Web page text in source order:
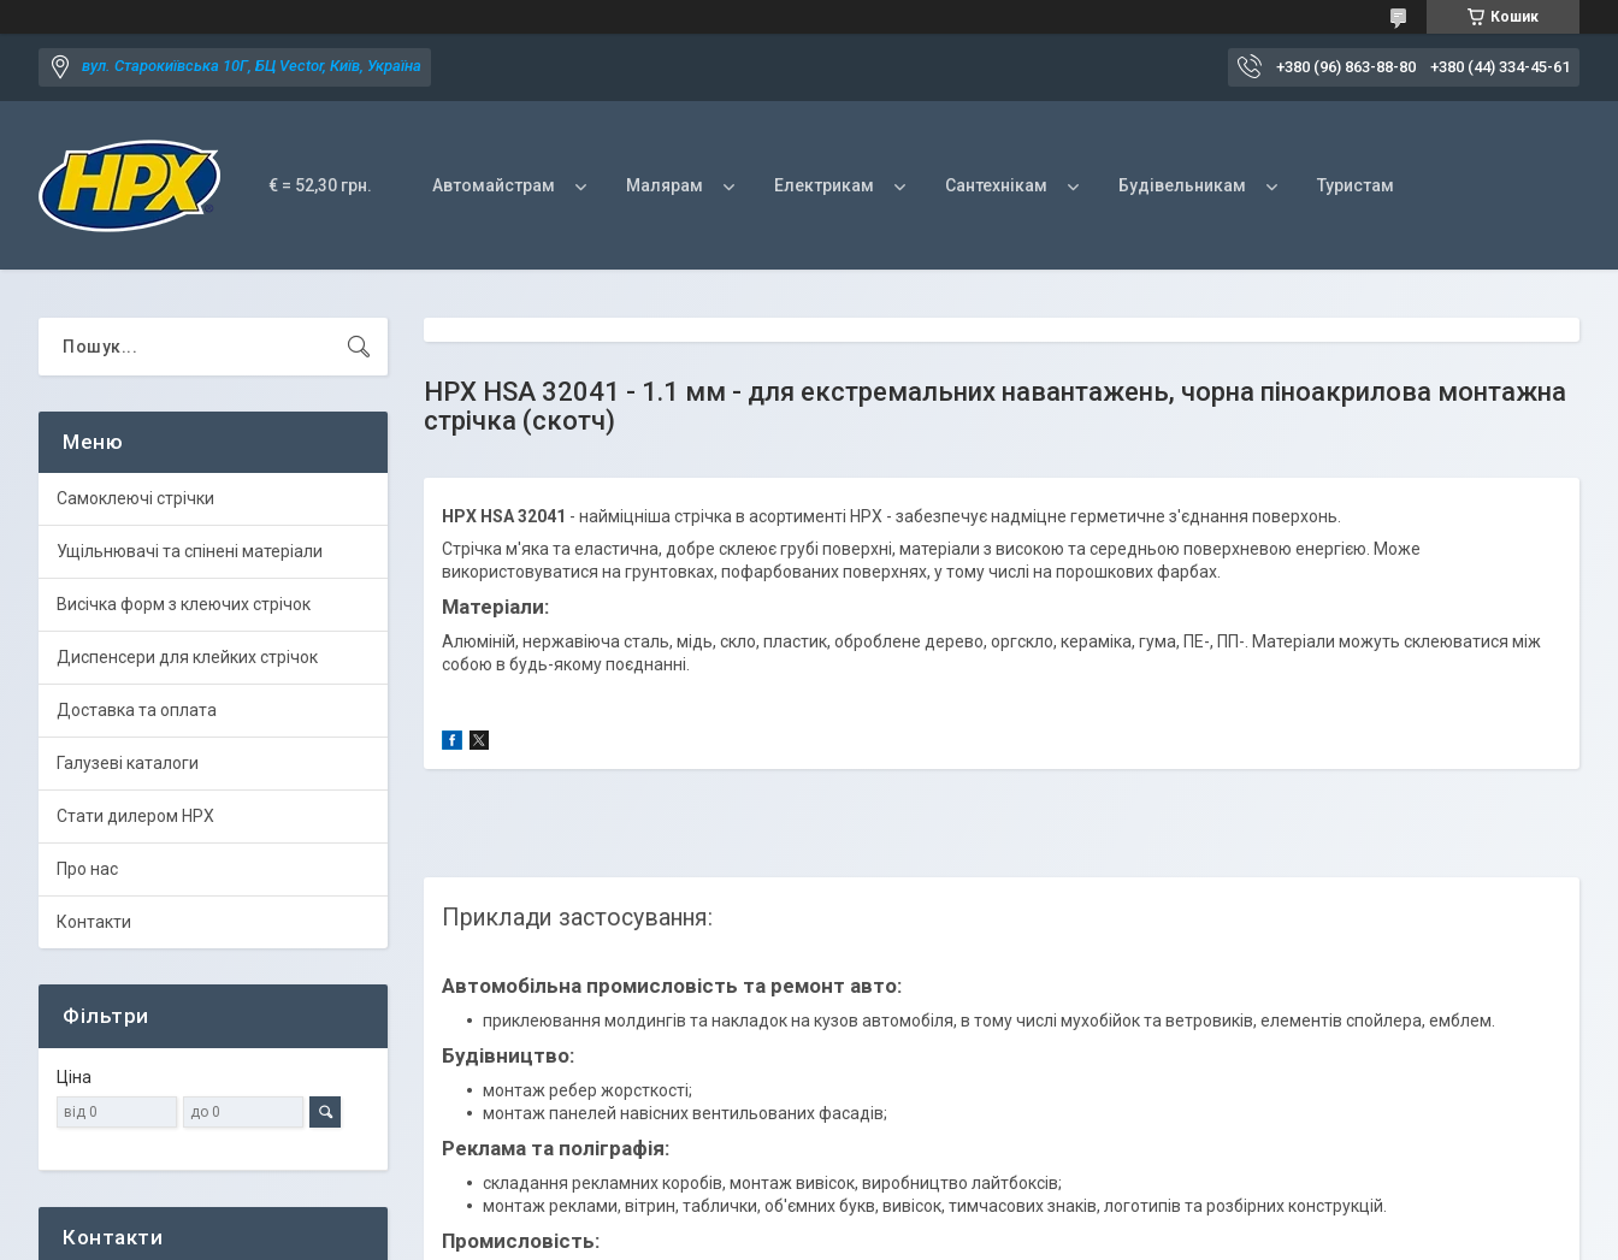
Кошик
вул. Старокиївська 10Г, БЦ Vector, Київ, Україна +380 (96) 863-88-80 +380 (44) 334-45-61
€ = 52,30 грн. Автомайстрам Малярам Електрикам Сантехнікам Будівельникам Туристам
HPX HSA 32041 - 1.1 мм - для екстремальних навантажень, чорна піноакрилова монтажна
стрічка (скотч)
HPX HSA 32041 - найміцніша стрічка в асортименті HPX - забезпечує надміцне герметичне з'єднання поверхонь.
Стрічка м'яка та еластична, добре склеює грубі поверхні, матеріали з високою та середньою поверхневою енергією. Може
використовуватися на грунтовках, пофарбованих поверхнях, у тому числі на порошкових фарбах.
Матеріали:
Алюміній, нержавіюча сталь, мідь, скло, пластик, оброблене дерево, оргскло, кераміка, гума, ПЕ-, ПП-. Матеріали можуть склеюватися між
собою в будь-якому поєднанні.
Приклади застосування:
Автомобільна промисловість та ремонт авто:
приклеювання молдингів та накладок на кузов автомобіля, в тому числі мухобійок та ветровиків, елементів спойлера, емблем.
Будівництво:
монтаж ребер жорсткості;
монтаж панелей навісних вентильованих фасадів;
Реклама та поліграфія:
складання рекламних коробів, монтаж вивісок, виробництво лайтбоксів;
монтаж реклами, вітрин, таблички, об'ємних букв, вивісок, тимчасових знаків, логотипів та розбірних конструкцій.
Промисловість:
Самоклеючі стрічки
Ущільнювачі та спінені матеріали
Висічка форм з клеючих стрічок
Диспенсери для клейких стрічок
Доставка та оплата
Галузеві каталоги
Стати дилером HPX
Про нас
Контакти
Фільтри
Ціна